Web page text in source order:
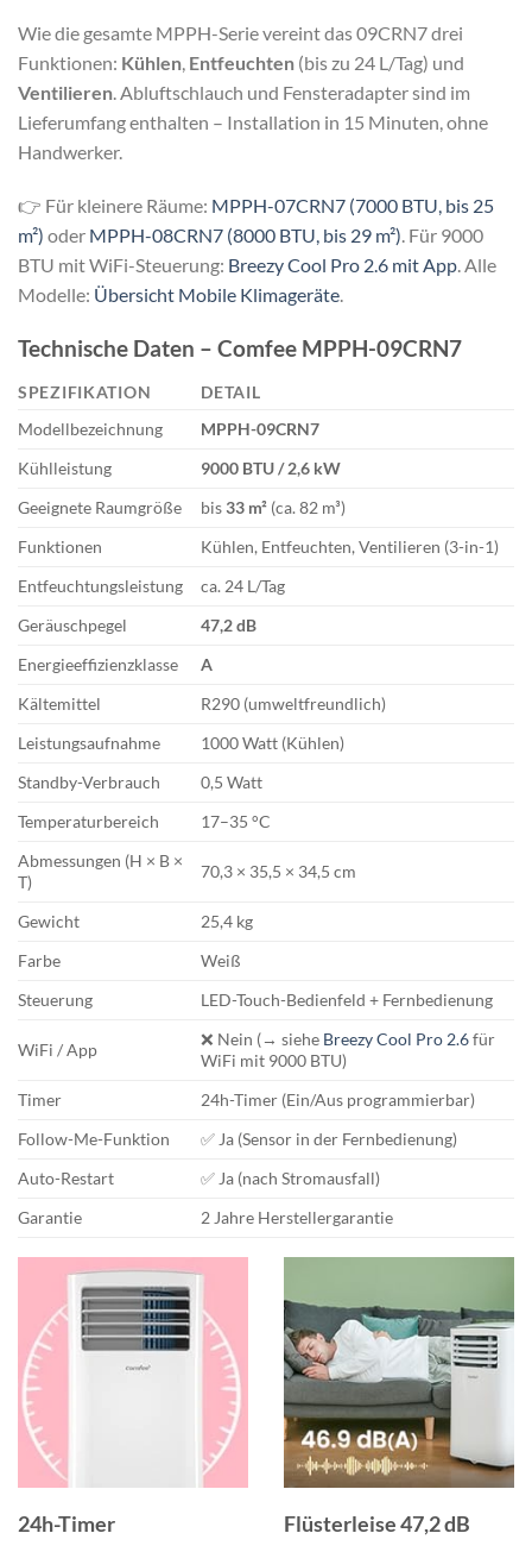
Wie die gesamte MPPH-Serie vereint das 09CRN7 drei
Funktionen: Kühlen Entfeuchten (bis zu 24 L/Tag) und
Ventilieren . Abluftschlauch und Fensteradapter sind im
Lieferumfang enthalten – Installation in 15 Minuten, ohne
Handwerker.
👉 Für kleinere Räume: MPPH-07CRN7 (7000 BTU, bis 25
m²) oder MPPH-08CRN7 (8000 BTU, bis 29 m²). Für 9000
BTU mit WiFi-Steuerung: Breezy Cool Pro 2.6 mit App. Alle
Modelle: Übersicht Mobile Klimageräte.
Technische Daten – Comfee MPPH-09CRN7
SPEZIFIKATION
DETAIL
Modellbezeichnung
MPPH-09CRN7
Kühlleistung
9000 BTU / 2,6 kW
Geeignete Raumgröße
bis33 m² (ca. 82 m³)
Funktionen
Kühlen, Entfeuchten, Ventilieren (3-in-1)
Entfeuchtungsleistung
ca. 24 L/Tag
Geräuschpegel
47,2 dB
Energieeffizienzklasse
A
Kältemittel
R290 (umweltfreundlich)
Leistungsaufnahme
1000 Watt (Kühlen)
Standby-Verbrauch
0,5 Watt
Temperaturbereich
17–35 °C
Abmessungen (H × B ×
T)
70,3 × 35,5 × 34,5 cm
Gewicht
25,4 kg
Farbe
Weiß
Steuerung
LED-Touch-Bedienfeld + Fernbedienung
WiFi / App
❌ Nein (→ siehe Breezy Cool Pro 2.6für
WiFi mit 9000 BTU)
Timer
24h-Timer (Ein/Aus programmierbar)
Follow-Me-Funktion
✅ Ja (Sensor in der Fernbedienung)
Auto-Restart
✅ Ja (nach Stromausfall)
Garantie
2 Jahre Herstellergarantie
24h-Timer Flüsterleise 47,2 dB